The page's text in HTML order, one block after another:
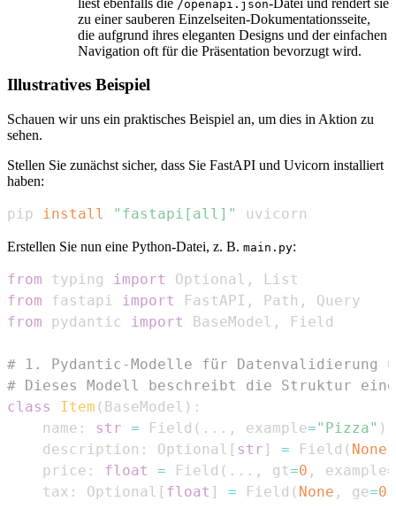
/openapi.json
zu einer sauberen Einzelseiten-Dokumentationsseite,
die aufgrund ihres eleganten Designs und der einfachen
Navigation oft für die Präsentation bevorzugt wird.
Illustratives Beispiel
Schauen wir uns ein praktisches Beispiel an, um dies in Aktion zu
sehen.
Stellen Sie zunächst sicher, dass Sie FastAPI und Uvicorn installiert
haben:
pip install "fastapi[all]" uvicorn
Erstellen Sie nun eine Python-Datei, z. B. main.py:
from typing import Optional ,
from fastapi import FastAPI , Path ,
from pydantic import BaseModel ,
# 1. Pydantic-Modelle für Datenvalidierung
# Dieses Modell beschreibt die Struktur
class
Item ( BaseModel ) :
    name
: str = Field ( . . . , example="Pizza" )
    description
: Optional [ str ] = Field ( None
    price
: float = Field ( . . . , gt=0 , example=
    tax
: Optional [ float ] = Field ( None , ge=0